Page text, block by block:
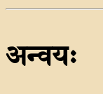
अन्वयः